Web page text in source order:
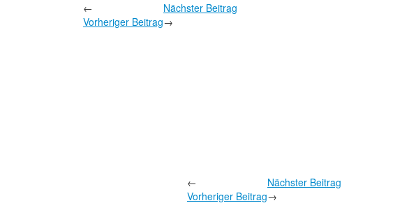
←
Vorheriger Beitrag
Nächster Beitrag
→
←
Vorheriger Beitrag
Nächster Beitrag
→